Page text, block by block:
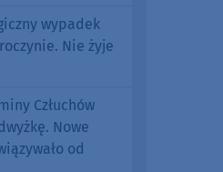
wypadek
Nie żyje
Człuchów
Nowe
od